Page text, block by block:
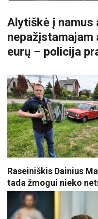
Alytiškė į namus
eurų – policija
Raseiniškis Dainius
tada žmogui nieko